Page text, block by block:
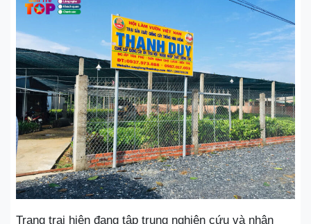
Trang trại hiện đang tập trung nghiên cứu và nhân